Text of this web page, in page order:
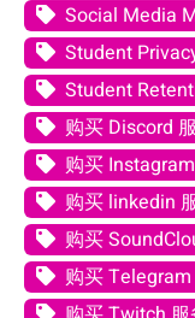
Social Media
Student
Student
购买 Discord
购买
购买 linkedin
购买
购买